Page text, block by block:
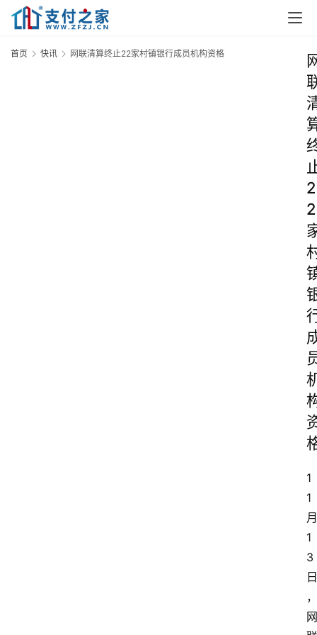
首页 快讯 网联清算终止22家村镇银行成员机构资格
2
2
1
1
月
1
3
日
，
网